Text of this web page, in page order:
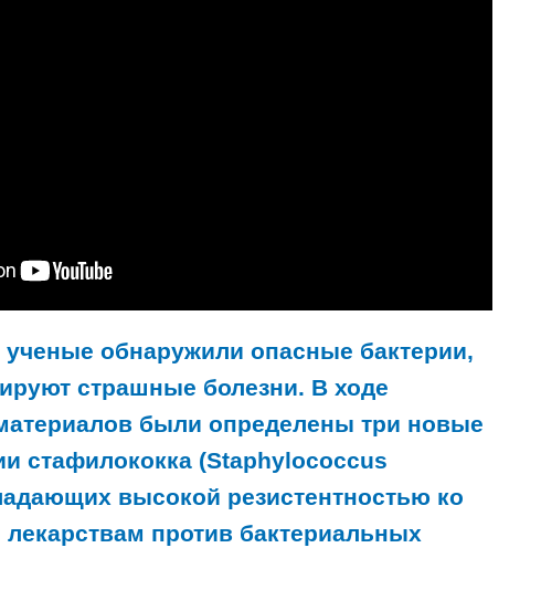
ученые обнаружили опасные бактерии,
страшные болезни. В ходе
были определены три новые
стафилококка (Staphylococcus
высокой резистентностью ко
против бактериальных